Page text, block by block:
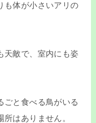
も体が小さいアリの
天敵で、室内にも姿
ごと食べる鳥がいる
はありません。